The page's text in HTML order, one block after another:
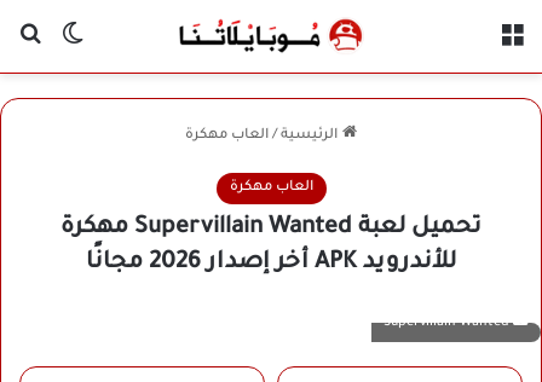
الوضع
الرئيسية / العاب مهكرة
العاب مهكرة
تحميل لعبة Supervillain Wanted مهكرة
للأندرويد APK أخر إصدار 2026 مجانًا
Supervillain Wanted